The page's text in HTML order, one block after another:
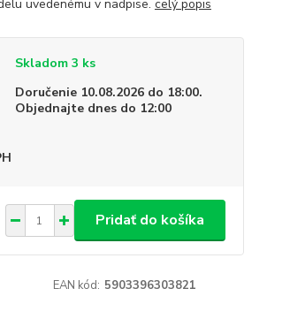
uvedenému v nadpise. celý popis
Skladom 3 ks
Doručenie 10.08.2026 do 18:00.
Objednajte dnes do 12:00
Pridať do košíka
EAN kód: 5903396303821